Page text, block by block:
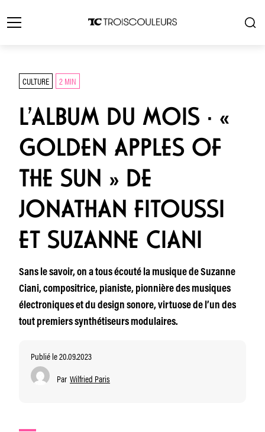
CULTURE 2 MIN
L’ALBUM DU MOIS · «
GOLDEN APPLES OF
THE SUN » DE
JONATHAN FITOUSSI
ET SUZANNE CIANI
Sans le savoir, on a tous écouté la musique de Suzanne
Ciani, compositrice, pianiste, pionnière des musiques
électroniques et du design sonore, virtuose de l’un des
tout premiers synthétiseurs modulaires.
Publié le 20.09.2023
Par Wilfried Paris